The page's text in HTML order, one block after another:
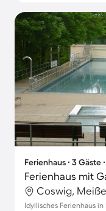
Ferienhaus ∙ 3 Gäste
Ferienhaus mit
Coswig,
Idyllisches Ferienhaus